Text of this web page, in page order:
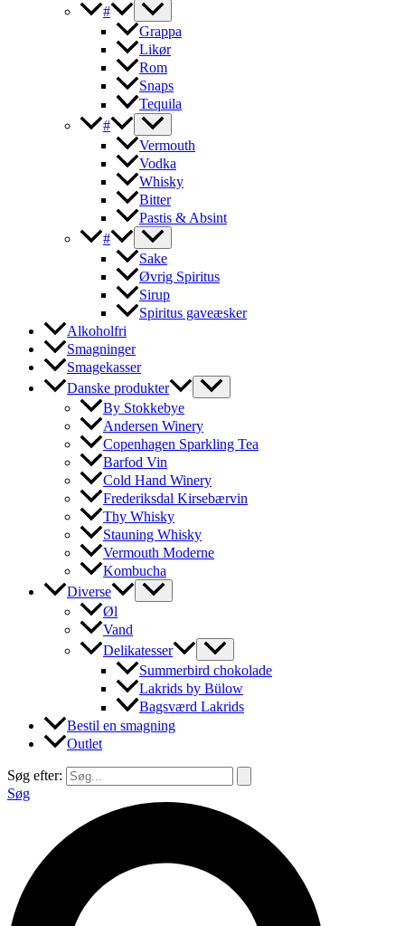
#
Grappa
Likør
Rom
Snaps
Tequila
#
Vermouth
Vodka
Whisky
Bitter
Pastis & Absint
#
Sake
Øvrig Spiritus
Sirup
Spiritus gaveæsker
Alkoholfri
Smagninger
Smagekasser
Danske produkter
By Stokkebye
Andersen Winery
Copenhagen Sparkling Tea
Barfod Vin
Cold Hand Winery
Frederiksdal Kirsebærvin
Thy Whisky
Stauning Whisky
Vermouth Moderne
Kombucha
Diverse
Øl
Vand
Delikatesser
Summerbird chokolade
Lakrids by Bülow
Bagsværd Lakrids
Bestil en smagning
Outlet
Søg efter:
Søg